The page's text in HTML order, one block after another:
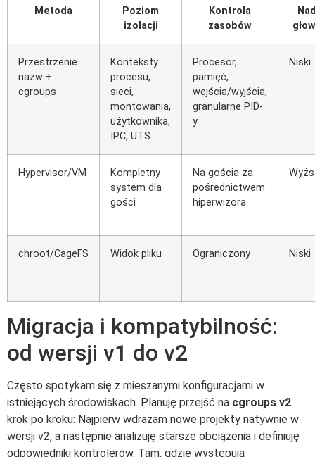
Metoda
Poziom
izolacji
Kontrola
zasobów
Przestrzenie
nazw +
cgroups
Konteksty
procesu,
sieci,
montowania,
użytkownika,
IPC, UTS
Procesor,
pamięć,
wejścia/wyjścia,
granularne PID-
y
Niski
Hypervisor/VM
Kompletny
system dla
gości
Na gościa za
pośrednictwem
hiperwizora
chroot/CageFS Widok pliku Ograniczony Niski
Migracja i kompatybilność:
od wersji v1 do v2
Często spotykam się z mieszanymi konfiguracjami w
istniejących środowiskach. Planuję przejść na cgroups v2
krok po kroku: Najpierw wdrażam nowe projekty natywnie w
wersji v2, a następnie analizuję starsze obciążenia i definiuję
odpowiedniki kontrolerów. Tam, gdzie występują